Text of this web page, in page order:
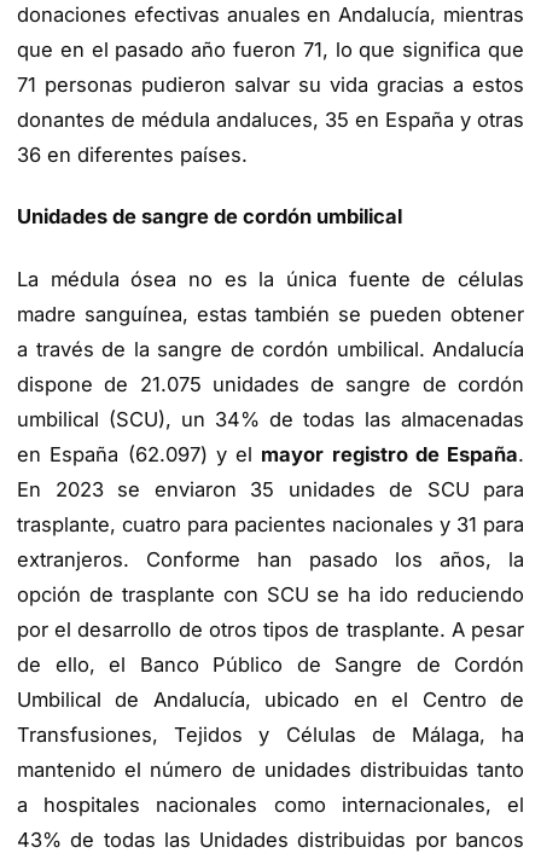
donaciones efectivas anuales en Andalucía, mientras
que en el pasado año fueron 71, lo que significa que
71 personas pudieron salvar su vida gracias a estos
donantes de médula andaluces, 35 en España y otras
36 en diferentes países.
Unidades de sangre de cordón umbilical
La médula ósea no es la única fuente de células
madre sanguínea, estas también se pueden obtener
a través de la sangre de cordón umbilical. Andalucía
dispone de 21.075 unidades de sangre de cordón
umbilical (SCU), un 34% de todas las almacenadas
en España (62.097) y el mayor registro de España.
En 2023 se enviaron 35 unidades de SCU para
trasplante, cuatro para pacientes nacionales y 31 para
extranjeros. Conforme han pasado los años, la
opción de trasplante con SCU se ha ido reduciendo
por el desarrollo de otros tipos de trasplante. A pesar
de ello, el Banco Público de Sangre de Cordón
Umbilical de Andalucía, ubicado en el Centro de
Transfusiones, Tejidos y Células de Málaga, ha
mantenido el número de unidades distribuidas tanto
a hospitales nacionales como internacionales, el
43% de todas las Unidades distribuidas por bancos